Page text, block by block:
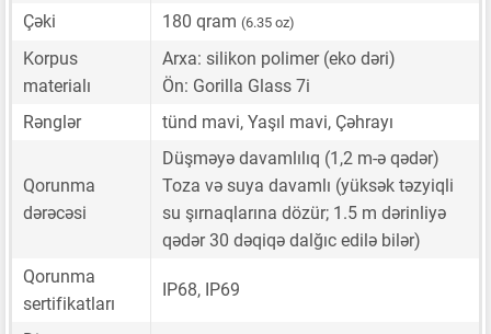
Çəki 180 qram (6.35 oz)
Korpus
materialı
Arxa: silikon polimer (eko dəri)
Ön: Gorilla Glass 7i
Rənglər
tünd mavi, Yaşıl mavi, Çəhrayı
Qorunma
dərəcəsi
Düşməyə davamlılıq (1,2 m-ə qədər)
Toza və suya davamlı (yüksək təzyiqli
su şırnaqlarına dözür; 1.5 m dərinliyə
qədər 30 dəqiqə dalğıc edilə bilər)
Qorunma
sertifikatları
IP68, IP69